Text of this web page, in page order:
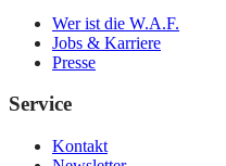
Wer ist die W.A.F.
Jobs & Karriere
Presse
Service
Kontakt